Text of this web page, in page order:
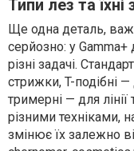
Типи лез та їхні
Ще одна деталь,
серйозно: у Gamma+
різні задачі.
стрижки, T-подібні
тримерні — для
різними техніками,
змінює їх залежно